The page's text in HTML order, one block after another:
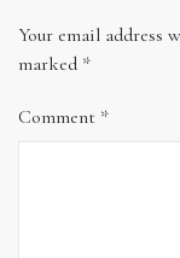
Your email address
marked *
Comment *